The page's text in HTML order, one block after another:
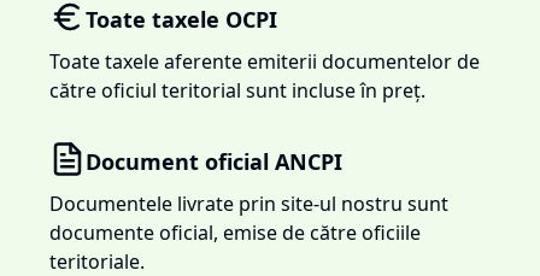
Toate taxele OCPI
Toate taxele aferente emiterii documentelor de
către oficiul teritorial sunt incluse în preț.
Document oficial ANCPI
Documentele livrate prin site-ul nostru sunt
documente oficial, emise de către oficiile
teritoriale.